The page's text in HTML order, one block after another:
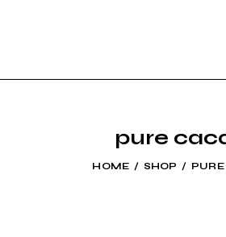
pure
HOME SHOP